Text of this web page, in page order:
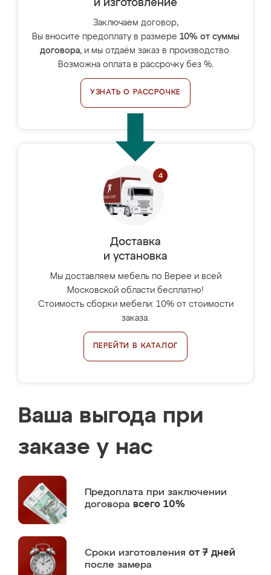
и изготовление
Заключаем договор,
Вы вносите предоплату в размере 10% от суммы
договора, и мы отдаём заказ в производство.
Возможна оплата в рассрочку без %.
УЗНАТЬ О РАССРОЧКЕ
Доставка
и установка
Мы доставляем мебель по Верее и всей
Московской области бесплатно!
Стоимость сборки мебели: 10% от стоимости
заказа.
ПЕРЕЙТИ В КАТАЛОГ
Ваша выгода при
заказе у нас
Предоплата при заключении
договора всего 10%
Сроки изготовления от 7 дней
после замера